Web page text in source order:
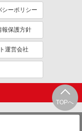
TOPへ
シーポリシー
報保護方針
運営会社